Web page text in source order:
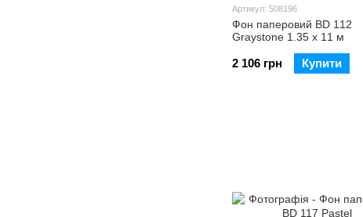
Артикул: 508196
Фон паперовий BD 112
Graystone 1.35 х 11 м
2 106 грн Купити